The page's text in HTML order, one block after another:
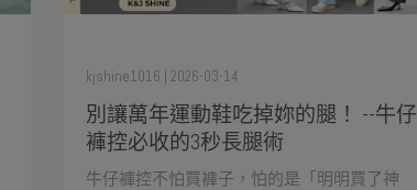
別讓萬年運動鞋吃掉妳的腿！ --牛仔
褲控必收的3秒長腿術
kjshine1016 | 2026-03-14
牛仔褲控不怕買褲子，怕的是「明明買了神